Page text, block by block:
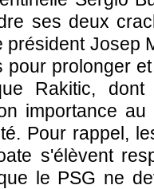
ses deux
président Josep
pour prolonger
Rakitic, dont
importance
Pour rappel,
s'élèvent
le PSG ne